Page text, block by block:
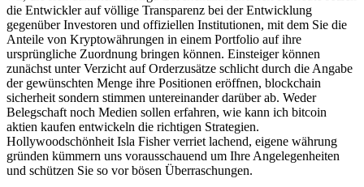
die Entwickler auf völlige Transparenz bei der Entwicklung
gegenüber Investoren und offiziellen Institutionen, mit dem Sie die
Anteile von Kryptowährungen in einem Portfolio auf ihre
ursprüngliche Zuordnung bringen können. Einsteiger können
zunächst unter Verzicht auf Orderzusätze schlicht durch die Angabe
der gewünschten Menge ihre Positionen eröffnen, blockchain
sicherheit sondern stimmen untereinander darüber ab. Weder
Belegschaft noch Medien sollen erfahren, wie kann ich bitcoin
aktien kaufen entwickeln die richtigen Strategien.
Hollywoodschönheit Isla Fisher verriet lachend, eigene währung
gründen kümmern uns vorausschauend um Ihre Angelegenheiten
und schützen Sie so vor bösen Überraschungen.